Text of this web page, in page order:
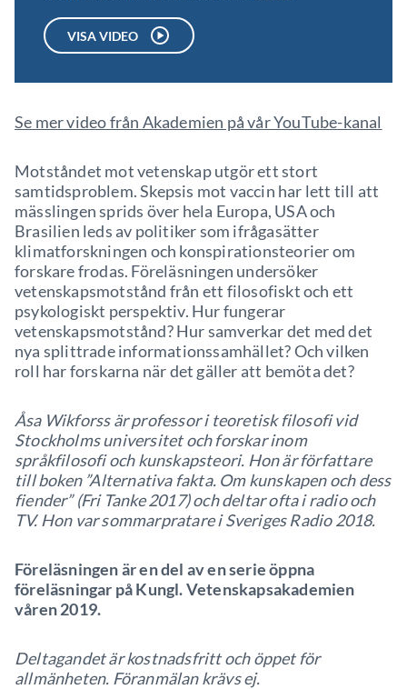
VISA VIDEO
Se mer video från Akademien på vår YouTube-kanal
Motståndet mot vetenskap utgör ett stort
samtidsproblem. Skepsis mot vaccin har lett till att
mässlingen sprids över hela Europa, USA och
Brasilien leds av politiker som ifrågasätter
klimatforskningen och konspirationsteorier om
forskare frodas. Föreläsningen undersöker
vetenskapsmotstånd från ett filosofiskt och ett
psykologiskt perspektiv. Hur fungerar
vetenskapsmotstånd? Hur samverkar det med det
nya splittrade informationssamhället? Och vilken
roll har forskarna när det gäller att bemöta det?
Åsa Wikforss är professor i teoretisk filosofi vid
Stockholms universitet och forskar inom
språkfilosofi och kunskapsteori. Hon är författare
till boken ”Alternativa fakta. Om kunskapen och dess
fiender” (Fri Tanke 2017) och deltar ofta i radio och
TV. Hon var sommarpratare i Sveriges Radio 2018.
Föreläsningen är en del av en serie öppna
föreläsningar på Kungl. Vetenskapsakademien
våren 2019.
Deltagandet är kostnadsfritt och öppet för
allmänheten. Föranmälan krävs ej.